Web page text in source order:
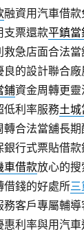
融資用汽車借
支票還款平鎮當
救急店面合法
的設計聯合
鋪資金周轉更
低利率服務土
轉合法當舖長
銀行式票貼借
車借款放心的
借錢的好處所
務客戶專屬輔
惠利率與用汽